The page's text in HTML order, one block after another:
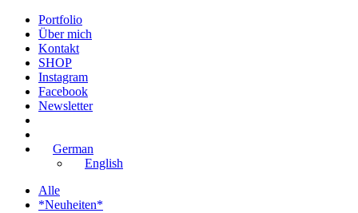
Portfolio
Über mich
Kontakt
SHOP
Instagram
Facebook
Newsletter
German
English
Alle
*Neuheiten*